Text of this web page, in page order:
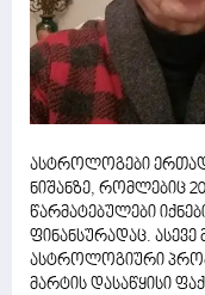
ასტროლოგები ერთად
ნიშანზე, რომლებიც
წარმატებულები
ფინანსურადაც. ასევე
ასტროლოგიური
მარტის დასაწყისი